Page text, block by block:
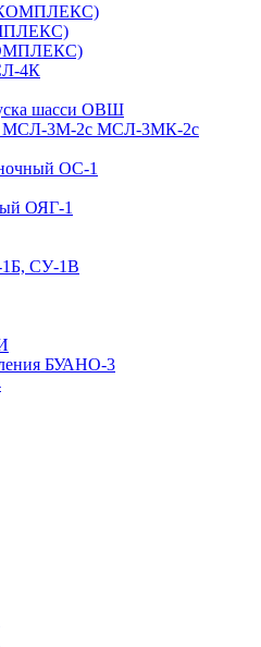
4К
шасси ОВШ
МСЛ-3М-2с МСЛ-3МК-2с
ОС-1
ОЯГ-1
СУ-1В
БУАНО-3